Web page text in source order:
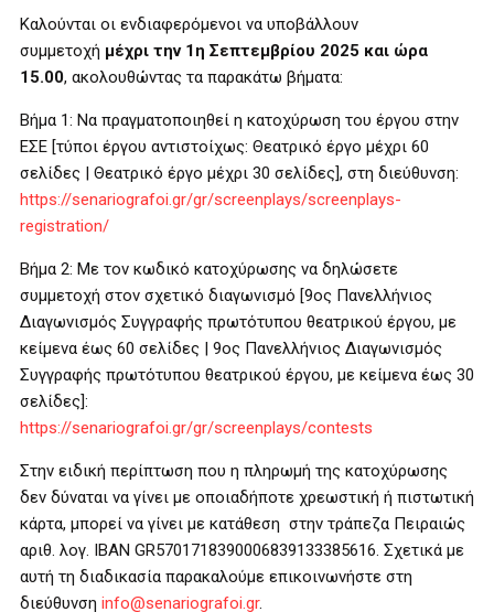
Καλούνται οι ενδιαφερόμενοι να υποβάλλουν
συμμετοχή μέχρι την 1η Σεπτεμβρίου 2025 και ώρα
15.00, ακολουθώντας τα παρακάτω βήματα:
Βήμα 1: Να πραγματοποιηθεί η κατοχύρωση του έργου στην
ΕΣΕ [τύποι έργου αντιστοίχως: Θεατρικό έργο μέχρι 60
σελίδες | Θεατρικό έργο μέχρι 30 σελίδες], στη διεύθυνση:
https://senariografoi.gr/gr/screenplays/screenplays-
registration/
Βήμα 2: Με τον κωδικό κατοχύρωσης να δηλώσετε
συμμετοχή στον σχετικό διαγωνισμό [9ος Πανελλήνιος
Διαγωνισμός Συγγραφής πρωτότυπου θεατρικού έργου, με
κείμενα έως 60 σελίδες | 9ος Πανελλήνιος Διαγωνισμός
Συγγραφής πρωτότυπου θεατρικού έργου, με κείμενα έως 30
σελίδες]:
https://senariografoi.gr/gr/screenplays/contests
Στην ειδική περίπτωση που η πληρωμή της κατοχύρωσης
δεν δύναται να γίνει με οποιαδήποτε χρεωστική ή πιστωτική
κάρτα, μπορεί να γίνει με κατάθεση στην τράπεζα Πειραιώς
αριθ. λογ. IBAN GR5701718390006839133385616. Σχετικά με
αυτή τη διαδικασία παρακαλούμε επικοινωνήστε στη
διεύθυνση info@senariografoi.gr.